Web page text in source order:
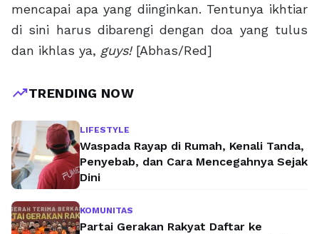
mencapai apa yang diinginkan. Tentunya ikhtiar
di sini harus dibarengi dengan doa yang tulus
dan ikhlas ya, guys![Abhas/Red]
trending_upTRENDING NOW
LIFESTYLE
Waspada Rayap di Rumah, Kenali Tanda,
Penyebab, dan Cara Mencegahnya Sejak
Dini
KOMUNITAS
Partai Gerakan Rakyat Daftar ke